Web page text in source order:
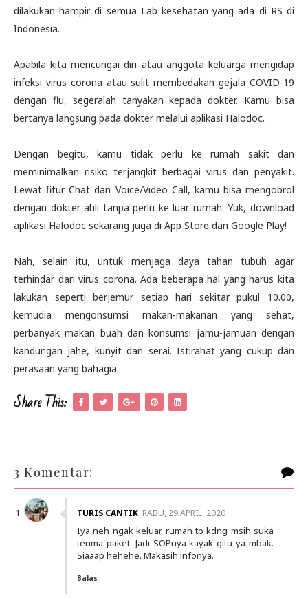
dilakukan hampir di semua Lab kesehatan yang ada di RS di
Indonesia.
Apabila kita mencurigai diri atau anggota keluarga mengidap
infeksi virus corona atau sulit membedakan gejala COVID-19
dengan flu, segeralah tanyakan kepada dokter. Kamu bisa
bertanya langsung pada dokter melalui aplikasi Halodoc.
Dengan begitu, kamu tidak perlu ke rumah sakit dan
meminimalkan risiko terjangkit berbagai virus dan penyakit.
Lewat fitur Chat dan Voice/Video Call, kamu bisa mengobrol
dengan dokter ahli tanpa perlu ke luar rumah. Yuk, download
aplikasi Halodoc sekarang juga di App Store dan Google Play!
Nah, selain itu, untuk menjaga daya tahan tubuh agar
terhindar dari virus corona. Ada beberapa hal yang harus kita
lakukan seperti berjemur setiap hari sekitar pukul 10.00,
kemudia mengonsumsi makan-makanan yang sehat,
perbanyak makan buah dan konsumsi jamu-jamuan dengan
kandungan jahe, kunyit dan serai. Istirahat yang cukup dan
perasaan yang bahagia.
Share This:
3 Komentar:
TURIS CANTIK RABU, 29 APRIL, 2020
Iya neh ngak keluar rumah tp kdng msih suka
terima paket. Jadi SOPnya kayak gitu ya mbak.
Siaaap hehehe. Makasih infonya.
Balas